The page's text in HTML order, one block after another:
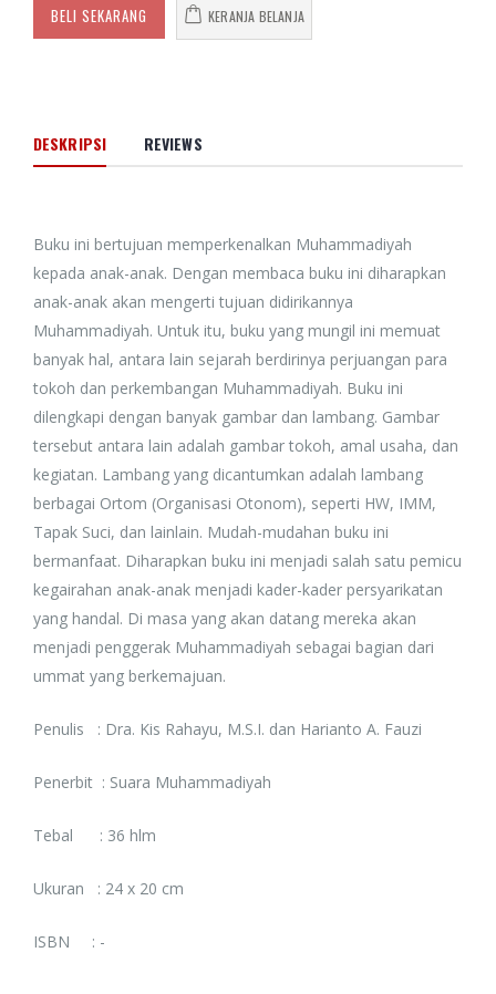
BELI SEKARANG KERANJA BELANJA
DESKRIPSI REVIEWS
Buku ini bertujuan memperkenalkan Muhammadiyah
kepada anak-anak. Dengan membaca buku ini diharapkan
anak-anak akan mengerti tujuan didirikannya
Muhammadiyah. Untuk itu, buku yang mungil ini memuat
banyak hal, antara lain sejarah berdirinya perjuangan para
tokoh dan perkembangan Muhammadiyah. Buku ini
dilengkapi dengan banyak gambar dan lambang. Gambar
tersebut antara lain adalah gambar tokoh, amal usaha, dan
kegiatan. Lambang yang dicantumkan adalah lambang
berbagai Ortom (Organisasi Otonom), seperti HW, IMM,
Tapak Suci, dan lainlain. Mudah-mudahan buku ini
bermanfaat. Diharapkan buku ini menjadi salah satu pemicu
kegairahan anak-anak menjadi kader-kader persyarikatan
yang handal. Di masa yang akan datang mereka akan
menjadi penggerak Muhammadiyah sebagai bagian dari
ummat yang berkemajuan.
Penulis : Dra. Kis Rahayu, M.S.I. dan Harianto A. Fauzi
Penerbit : Suara Muhammadiyah
Tebal : 36 hlm
Ukuran : 24 x 20 cm
ISBN : -